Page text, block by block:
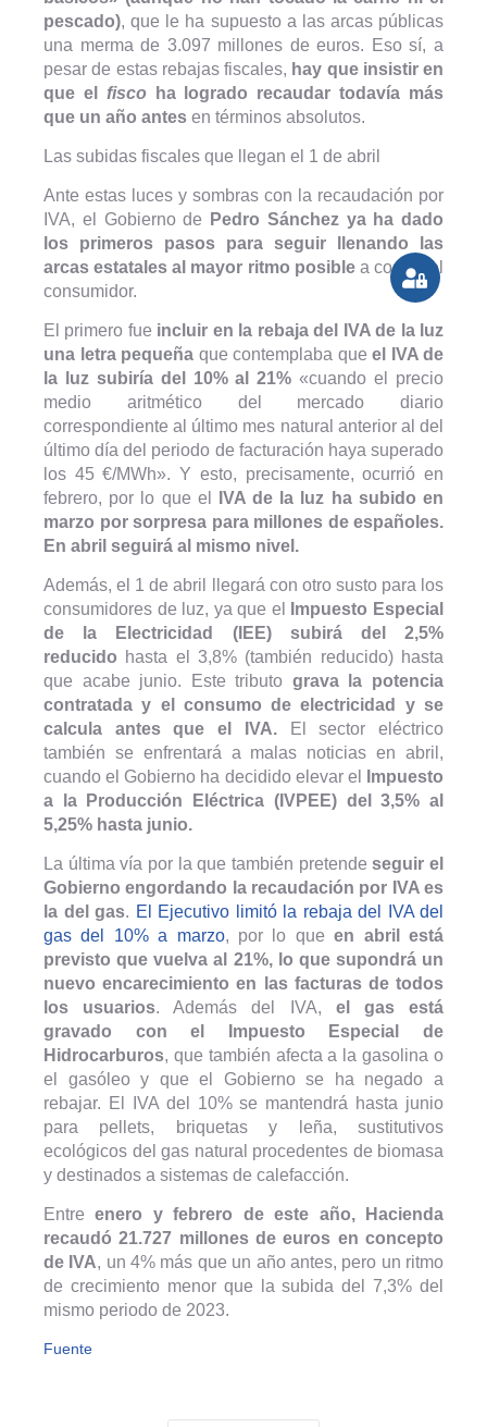
pescado), que le ha supuesto a las arcas públicas
una merma de 3.097 millones de euros. Eso sí, a
pesar de estas rebajas fiscales, hay que insistir en
que el fiscoha logrado recaudar todavía más
que un año antes en términos absolutos.
Las subidas fiscales que llegan el 1 de abril
Ante estas luces y sombras con la recaudación por
IVA, el Gobierno de
Pedro Sánchez ya ha dado
los primeros pasos para seguir llenando las
arcas estatales al mayor ritmo posible a costa del
consumidor.
El primero fue incluir en la rebaja del IVA de la luz
una letra pequeña que contemplaba que el IVA de
la luz subiría del 10% al 21%«cuando el precio
medio aritmético del mercado diario
correspondiente al último mes natural anterior al del
último día del periodo de facturación haya superado
los 45 €/MWh». Y esto, precisamente, ocurrió en
febrero, por lo que el
IVA de la luz ha subido en
marzo por sorpresa para millones de españoles.
En abril seguirá al mismo nivel.
Además, el 1 de abril llegará con otro susto para los
consumidores de luz, ya que el
Impuesto Especial
de la Electricidad (IEE) subirá del 2,5%
reducido hasta el 3,8% (también reducido) hasta
que acabe junio. Este tributo grava la potencia
contratada y el consumo de electricidad y se
calcula antes que el IVA.
El sector eléctrico
también se enfrentará a malas noticias en abril,
cuando el Gobierno ha decidido elevar el
Impuesto
a la Producción Eléctrica (IVPEE) del3,5% al
5,25% hasta junio.
La última vía por la que también pretendeseguir el
Gobierno engordando la recaudación por IVA es
la del gas. El Ejecutivo limitó la rebaja del IVA del
gas del 10% a marzo, por lo queen abril está
previsto que vuelva al 21%, lo que supondrá un
nuevo encarecimiento en las facturas de todos
los usuarios. Además del IVA, el gas está
gravado con el Impuesto Especial de
Hidrocarburos, que también afecta a la gasolina o
el gasóleo y que el Gobierno se ha negado a
rebajar. El IVA del 10% se mantendrá hasta junio
para pellets, briquetas y leña, sustitutivos
ecológicos del gas natural procedentes de biomasa
y destinados a sistemas de calefacción.
Entreenero y febrero de este año, Hacienda
recaudó 21.727 millones de euros en concepto
de IVA, un 4% más que un año antes, pero un ritmo
de crecimiento menor que la subida del 7,3% del
mismo periodo de 2023.
Fuente